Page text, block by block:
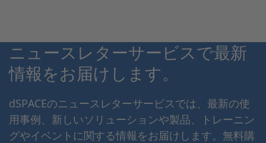
ニュースレターサービスで最新
情報をお届けします。
dSPACEのニュースレターサービスでは、最新の使
用事例、新しいソリューションや製品、トレーニン
グやイベントに関する情報をお届けします。無料購